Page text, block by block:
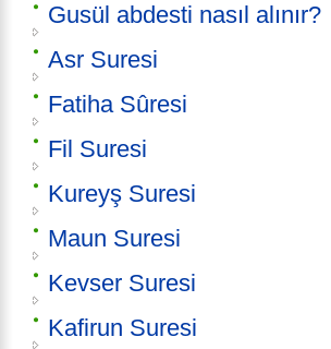
Gusül abdesti nasıl alınır?
Asr Suresi
Fatiha Sûresi
Fil Suresi
Kureyş Suresi
Maun Suresi
Kevser Suresi
Kafirun Suresi